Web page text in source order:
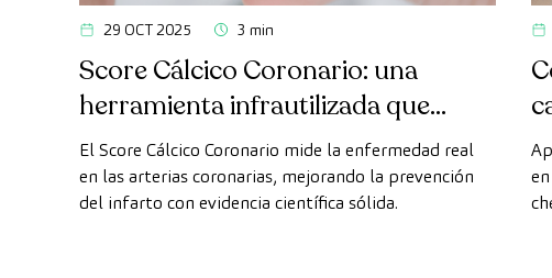
29 OCT 2025 3 min
Score Cálcico Coronario: una
herramienta infrautilizada que
puede cambiar nuestra forma de
prevenir el infarto
El Score Cálcico Coronario mide la enfermedad real
en las arterias coronarias, mejorando la prevención
del infarto con evidencia científica sólida.